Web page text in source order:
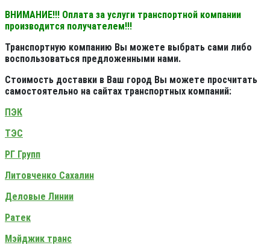
ВНИМАНИЕ!!! Оплата за услуги транспортной компании
производится получателем!!!
Транспортную компанию Вы можете выбрать сами либо
воспользоваться предложенными нами.
Стоимость доставки в Ваш город Вы можете просчитать
самостоятельно на сайтах транспортных компаний:
ПЭК
ТЭС
РГ Групп
Литовченко Сахалин
Деловые Линии
Ратек
Мэйджик транс